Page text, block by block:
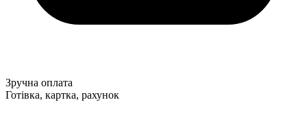
Зручна оплата
Готівка, картка, рахунок